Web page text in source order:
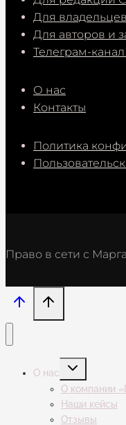
Для
Для авторов и
Телеграм-
О нас
Контакты
Политика
Право в сети с
О нас
Переключить
меню
О компании
Наши кейсы
Отзывы